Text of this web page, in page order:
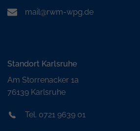
mail@rwm-wpg.de
Standort Karlsruhe
Am Storrenacker 1a
76139 Karlsruhe
Tel. 0721 9639 01